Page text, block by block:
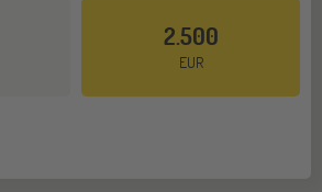
2.500
EUR